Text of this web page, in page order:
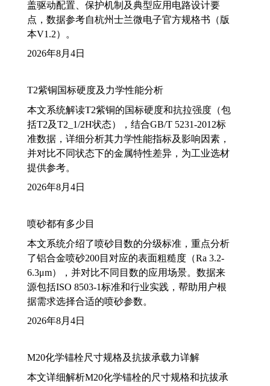
盖驱动配置、保护机制及典型应用电路设计要
点，数据参考自杭州士兰微电子官方规格书（版
本V1.2）。
2026年8月4日
T2紫铜国标硬度及力学性能分析
本文系统解读T2紫铜的国标硬度和抗拉强度（包
括T2及T2_1/2H状态），结合GB/T 5231-2012标
准数据，详细分析其力学性能指标及影响因素，
并对比不同状态下的金属特性差异，为工业选材
提供参考。
2026年8月4日
喷砂都有多少目
本文系统介绍了喷砂目数的分级标准，重点分析
了铝合金喷砂200目对应的表面粗糙度（Ra 3.2-
6.3μm），并对比不同目数的应用场景。数据来
源包括ISO 8503-1标准和行业实践，帮助用户根
据需求选择合适的喷砂参数。
2026年8月4日
M20化学锚栓尺寸规格及抗拔承载力详解
本文详细解析M20化学锚栓的尺寸规格和抗拔承